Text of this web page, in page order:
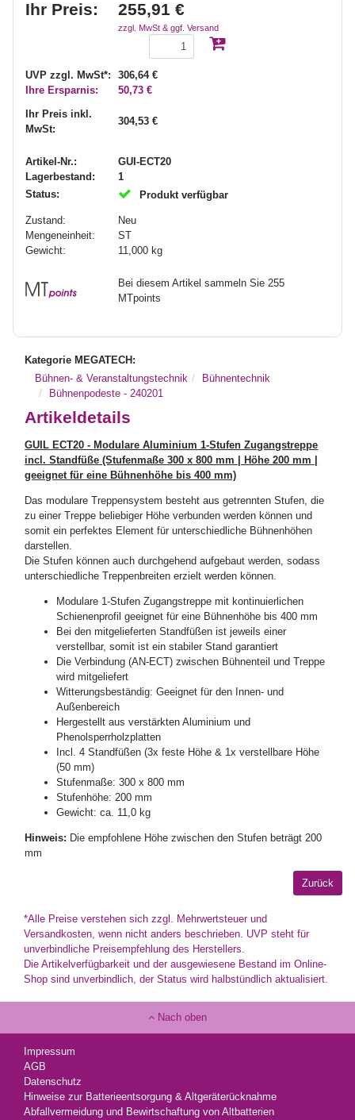
Ihr Preis: 255,91 €
zzgl. MwSt & ggf. Versand
UVP zzgl. MwSt*:
306,64 €
Ihre Ersparnis:
50,73 €
Ihr Preis inkl.
MwSt:
304,53 €
Artikel-Nr.:
GUI-ECT20
Lagerbestand:
1
Status:
Produkt verfügbar
Zustand:
Neu
Mengeneinheit:
ST
Gewicht:
11,000 kg
Bei diesem Artikel sammeln Sie 255
MTpoints
Kategorie MEGATECH:
Bühnen- & Veranstaltungstechnik
Bühnentechnik
Bühnenpodeste - 240201
Artikeldetails
GUIL ECT20 - Modulare Aluminium 1-Stufen Zugangstreppe
incl. Standfüße (Stufenmaße 300 x 800 mm | Höhe 200 mm |
geeignet für eine Bühnenhöhe bis 400 mm)
Das modulare Treppensystem besteht aus getrennten Stufen, die
zu einer Treppe beliebiger Höhe verbunden werden können und
somit ein perfektes Element für unterschiedliche Bühnenhöhen
darstellen.
Die Stufen können auch durchgehend aufgebaut werden, sodass
unterschiedliche Treppenbreiten erzielt werden können.
Modulare 1-Stufen Zugangstreppe mit kontinuierlichen
Schienenprofil geeignet für eine Bühnenhöhe bis 400 mm
Bei den mitgelieferten Standfüßen ist jeweils einer
verstellbar, somit ist ein stabiler Stand garantiert
Die Verbindung (AN-ECT) zwischen Bühnenteil und Treppe
wird mitgeliefert
Witterungsbeständig: Geeignet für den Innen- und
Außenbereich
Hergestellt aus verstärkten Aluminium und
Phenolsperrholzplatten
Incl. 4 Standfüßen (3x feste Höhe & 1x verstellbare Höhe
(50 mm)
Stufenmaße: 300 x 800 mm
Stufenhöhe: 200 mm
Gewicht: ca. 11,0 kg
Hinweis: Die empfohlene Höhe zwischen den Stufen beträgt 200
mm
*Alle Preise verstehen sich zzgl. Mehrwertsteuer und
Versandkosten, wenn nicht anders beschrieben. UVP steht für
unverbindliche Preisempfehlung des Herstellers.
Die Artikelverfügbarkeit und der ausgewiesene Bestand im Online-
Shop sind unverbindlich, der Status wird halbstündlich aktualisiert.
Nach oben
Impressum
AGB
Datenschutz
Hinweise zur Batterieentsorgung & Altgeräterücknahme
Abfallvermeidung und Bewirtschaftung von Altbatterien